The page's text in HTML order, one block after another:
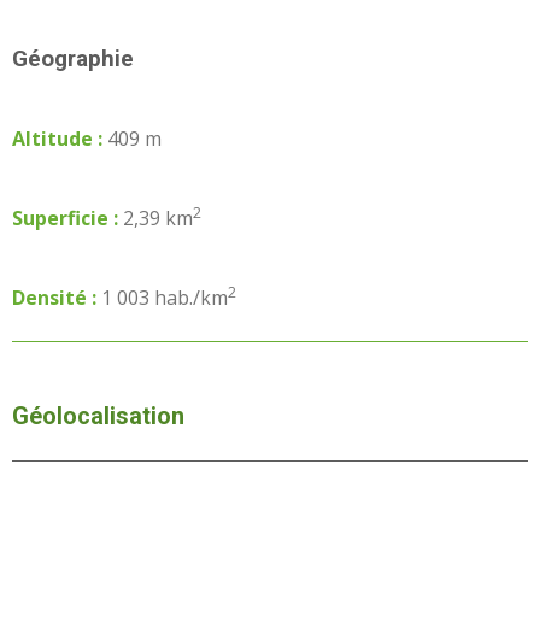
Géographie
Altitude : 409 m
Superficie : 2,39 km2
Densité : 1 003 hab./km2
Géolocalisation